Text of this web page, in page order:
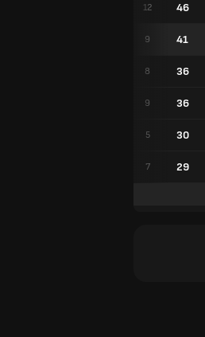
46
12
41
9
36
8
36
9
30
5
29
7